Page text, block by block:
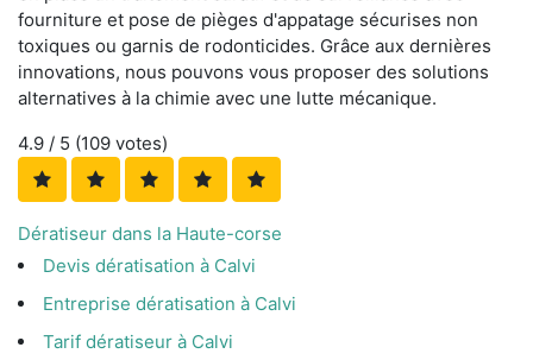
fourniture et pose de pièges d'appatage sécurises non
toxiques ou garnis de rodonticides. Grâce aux dernières
innovations, nous pouvons vous proposer des solutions
alternatives à la chimie avec une lutte mécanique.
4.9 / 5 (109 votes)
Dératiseur dans la Haute-corse
Devis dératisation à Calvi
Entreprise dératisation à Calvi
Tarif dératiseur à Calvi